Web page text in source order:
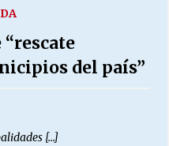
del país”
[…]